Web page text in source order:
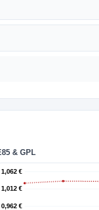
& GPL
0,962 €
1,012 €
1,062 €